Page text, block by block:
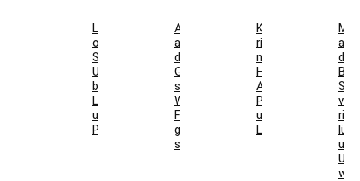
Landhausdiele
oder
Schiffsboden:
Unterschiede
bei
Laminat
und
Parkett
Auflaufform
auf
den
Grill
stellen:
Welche
Formen
geeignet
sind
Kosmetikspiegel
richtig
montieren:
Höhe,
Abstand,
Position
und
Licht
auf
und